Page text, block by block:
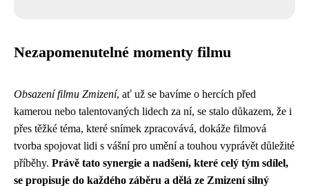
Nezapomenutelné momenty filmu
Obsazení filmu Zmizení, ať už se bavíme o hercích před
kamerou nebo talentovaných lidech za ní, se stalo důkazem, že i
přes těžké téma, které snímek zpracovává, dokáže filmová
tvorba spojovat lidi s vášní pro umění a touhou vyprávět důležité
příběhy. Právě tato synergie a nadšení, které celý tým sdílel,
se propisuje do každého záběru a dělá ze Zmizení silný